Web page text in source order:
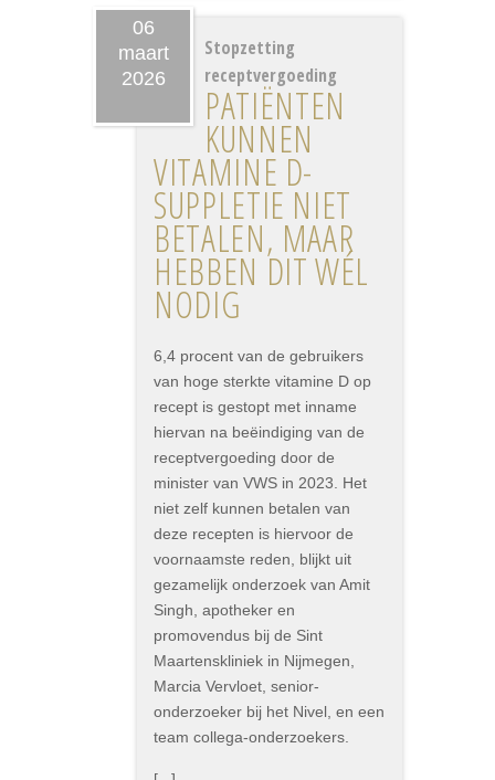
06
maart
2026
Stopzetting
receptvergoeding
PATIËNTEN
KUNNEN
VITAMINE D-
SUPPLETIE NIET
BETALEN, MAAR
HEBBEN DIT WÉL
NODIG
6,4 procent van de gebruikers
van hoge sterkte vitamine D op
recept is gestopt met inname
hiervan na beëindiging van de
receptvergoeding door de
minister van VWS in 2023. Het
niet zelf kunnen betalen van
deze recepten is hiervoor de
voornaamste reden, blijkt uit
gezamelijk onderzoek van Amit
Singh, apotheker en
promovendus bij de Sint
Maartenskliniek in Nijmegen,
Marcia Vervloet, senior-
onderzoeker bij het Nivel, en een
team collega-onderzoekers.